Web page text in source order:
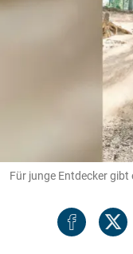
Für junge Entdecker gibt